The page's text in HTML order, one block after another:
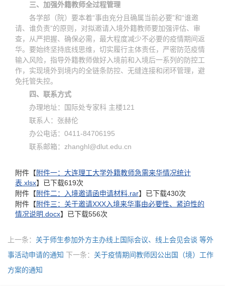
三、加强外籍教师全过程管理
各学部（院）要本着“事由充分且确属当前必要”和“谁邀
请、谁负责”的原则，对拟邀请入境外籍教师要加强评估、审
查，从严把握、确保必需，最大程度减少不必要的疫情期间返
华。要始终坚持底线思维，切实履行主体责任，严密防范疫情
输入风险，指导外籍教师做好入境前和入境后一系列的防控工
作，实现境外到境内的全链条防控、无缝连接和闭环管理，避
免托管失控。
四、联系方式
办理地址：国际处专家科 主楼121
联系人：张赫伦
办公电话：0411-84706195
联系邮箱：zhanghl@dlut.edu.cn
附件【附件一：大连理工大学外籍教师急需来华情况统计
表.xlsx】已下载619次
附件【附件二：入境邀请函申请材料.rar】已下载430次
附件【附件三：关于邀请XXX入境来华事由必要性、紧迫性的
情况说明.docx】已下载556次
上一条： 关于师生参加外方主办线上国际会议、线上会见会谈 等外
事活动申请的通知 下一条： 关于疫情期间教师因公出国（境）工作
方案的通知